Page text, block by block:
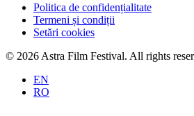
Politica de confidențialitate
Termeni și condiții
Setări cookies
© 2026 Astra Film Festival. All rights
EN
RO